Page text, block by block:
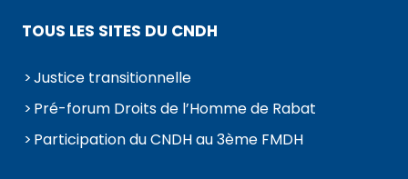
TOUS LES SITES DU CNDH
Justice transitionnelle
Pré-forum Droits de l’Homme de Rabat
Participation du CNDH au 3ème FMDH